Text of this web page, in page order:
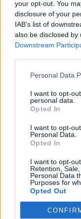
your opt-out. You
disclosure of your
IAB’s list of
also be disclosed
Downstream
Personal Data
I want to opt-
personal data.
Opted In
I want to opt-
Personal Data.
Opted In
I want to opt-
Retention,
Personal Data
Purposes for
Opted Out
Pour
Télécharger
Trouver des
Trouver un
Commentaires
Voir la